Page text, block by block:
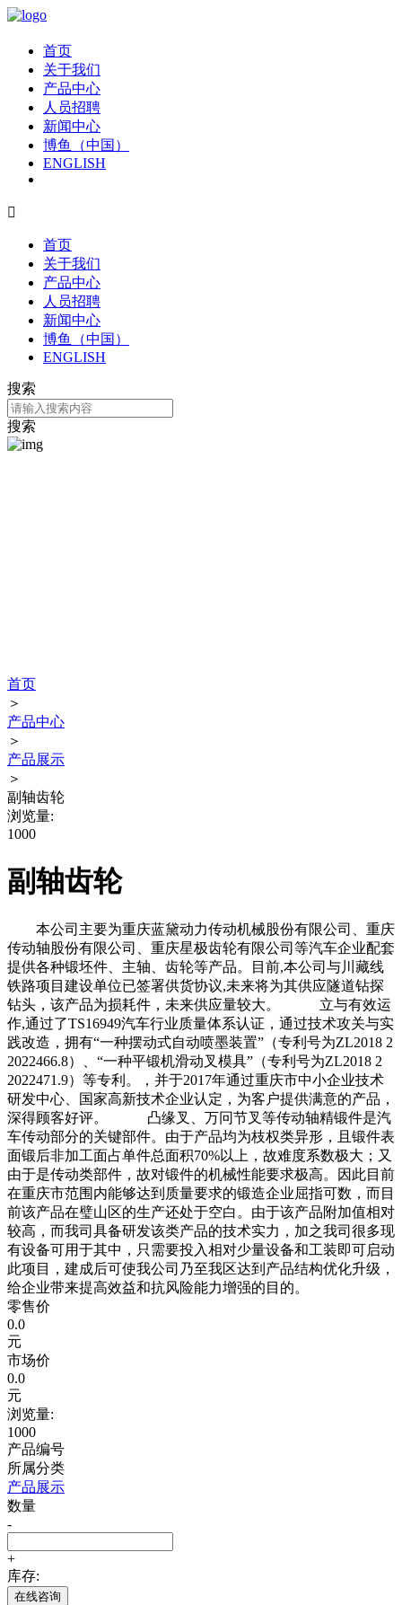
首页
关于我们
产品中心
人员招聘
新闻中心
博鱼（中国）
ENGLISH

首页
关于我们
产品中心
人员招聘
新闻中心
博鱼（中国）
ENGLISH
搜索
搜索
首页
＞
产品中心
＞
产品展示
＞
副轴齿轮
浏览量:
1000
副轴齿轮
本公司主要为重庆蓝黛动力传动机械股份有限公司、重庆
传动轴股份有限公司、重庆星极齿轮有限公司等汽车企业配套
提供各种锻坯件、主轴、齿轮等产品。目前,本公司与川藏线
铁路项目建设单位已签署供货协议,未来将为其供应隧道钻探
钻头，该产品为损耗件，未来供应量较大。 立与有效运
作,通过了TS16949汽车行业质量体系认证，通过技术攻关与实
践改造，拥有“一种摆动式自动喷墨装置”（专利号为ZL2018 2
2022466.8）、“一种平锻机滑动叉模具”（专利号为ZL2018 2
2022471.9）等专利。，并于2017年通过重庆市中小企业技术
研发中心、国家高新技术企业认定，为客户提供满意的产品，
深得顾客好评。 凸缘叉、万冋节叉等传动轴精锻件是汽
车传动部分的关键部件。由于产品均为枝权类异形，且锻件表
面锻后非加工面占单件总面积70%以上，故难度系数极大；又
由于是传动类部件，故对锻件的机械性能要求极高。因此目前
在重庆市范围内能够达到质量要求的锻造企业屈指可数，而目
前该产品在璧山区的生产还处于空白。由于该产品附加值相对
较高，而我司具备研发该类产品的技术实力，加之我司很多现
有设备可用于其中，只需要投入相对少量设备和工装即可启动
此项目，建成后可使我公司乃至我区达到产品结构优化升级，
给企业带来提高效益和抗风险能力增强的目的。
零售价
0.0
元
市场价
0.0
元
浏览量:
1000
产品编号
所属分类
产品展示
数量
-
+
库存:
在线咨询